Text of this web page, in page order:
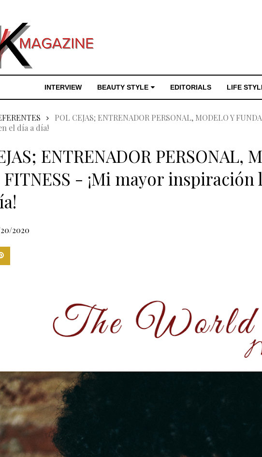
INTERVIEW BEAUTY STYLE EDITORIALS LIFE
POL CEJAS; ENTRENADOR PERSONAL, MODELO Y
el día a día!
ENTRENADOR PERSONAL,
FITNESS - ¡Mi mayor
2020